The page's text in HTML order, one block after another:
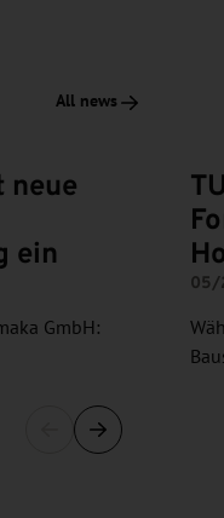
All news
neue
ein
GmbH: